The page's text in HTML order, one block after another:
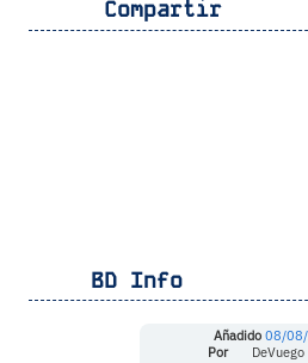
Compartir
BD Info
Añadido 08/
Por
DeVuego